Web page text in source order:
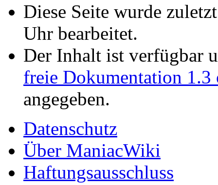
Diese Seite wurde
Uhr bearbeitet.
Der Inhalt ist verfügbar
freie Dokumentation 1.3
angegeben.
Datenschutz
Über ManiacWiki
Haftungsausschluss